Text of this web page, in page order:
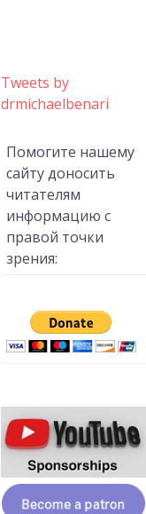
Tweets by
drmichaelbenari
Помогите нашему
сайту доносить
читателям
информацию с
правой точки
зрения: